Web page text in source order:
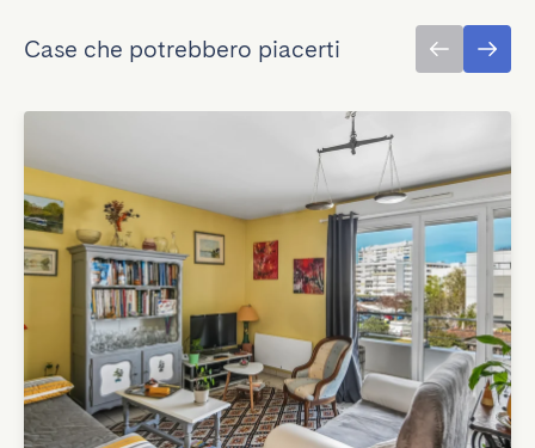
Case che potrebbero piacerti